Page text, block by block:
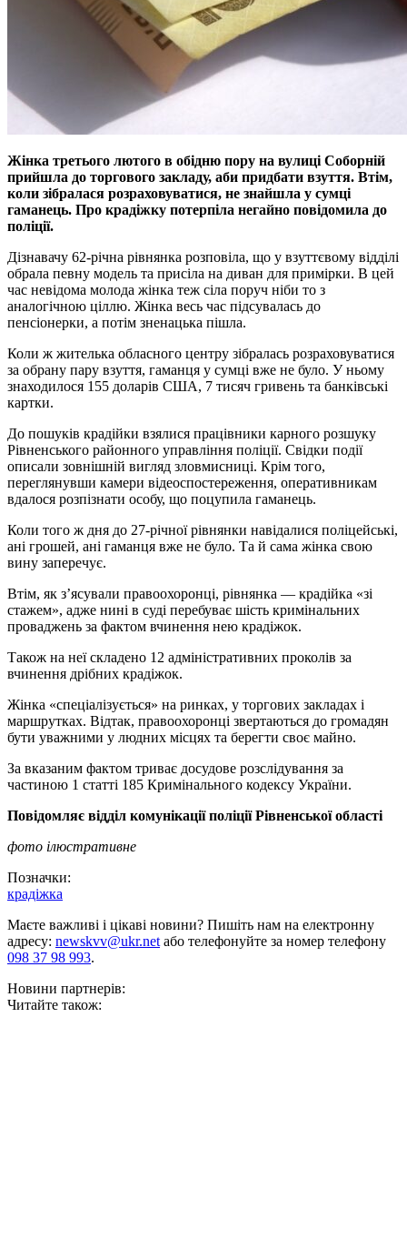
Жінка третього лютого в обідню пору на вулиці Соборній
прийшла до торгового закладу, аби придбати взуття. Втім,
коли зібралася розраховуватися, не знайшла у сумці
гаманець. Про крадіжку потерпіла негайно повідомила до
поліції.
Дізнавачу 62-річна рівнянка розповіла, що у взуттєвому відділі
обрала певну модель та присіла на диван для примірки. В цей
час невідома молода жінка теж сіла поруч ніби то з
аналогічною ціллю. Жінка весь час підсувалась до
пенсіонерки, а потім зненацька пішла.
Коли ж жителька обласного центру зібралась розраховуватися
за обрану пару взуття, гаманця у сумці вже не було. У ньому
знаходилося 155 доларів США, 7 тисяч гривень та банківські
картки.
До пошуків крадійки взялися працівники карного розшуку
Рівненського районного управління поліції. Свідки події
описали зовнішній вигляд зловмисниці. Крім того,
переглянувши камери відеоспостереження, оперативникам
вдалося розпізнати особу, що поцупила гаманець.
Коли того ж дня до 27-річної рівнянки навідалися поліцейські,
ані грошей, ані гаманця вже не було. Та й сама жінка свою
вину заперечує.
Втім, як з’ясували правоохоронці, рівнянка — крадійка «зі
стажем», адже нині в суді перебуває шість кримінальних
проваджень за фактом вчинення нею крадіжок.
Також на неї складено 12 адміністративних проколів за
вчинення дрібних крадіжок.
Жінка «спеціалізується» на ринках, у торгових закладах і
маршрутках. Відтак, правоохоронці звертаються до громадян
бути уважними у людних місцях та берегти своє майно.
За вказаним фактом триває досудове розслідування за
частиною 1 статті 185 Кримінального кодексу України.
Повідомляє відділ комунікації поліції Рівненської області
фото ілюстративне
Позначки:
крадіжка
Маєте важливі і цікаві новини? Пишіть нам на електронну
адресу: newskvv@ukr.netабо телефонуйте за номер телефону
098 37 98 993.
Новини партнерів:
Читайте також: